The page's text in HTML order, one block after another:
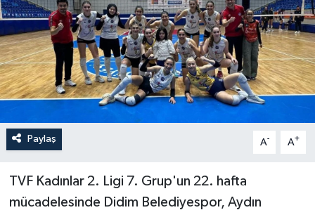
Paylaş A- A+
TVF Kadınlar 2. Ligi 7. Grup'un 22. hafta
mücadelesinde Didim Belediyespor, Aydın